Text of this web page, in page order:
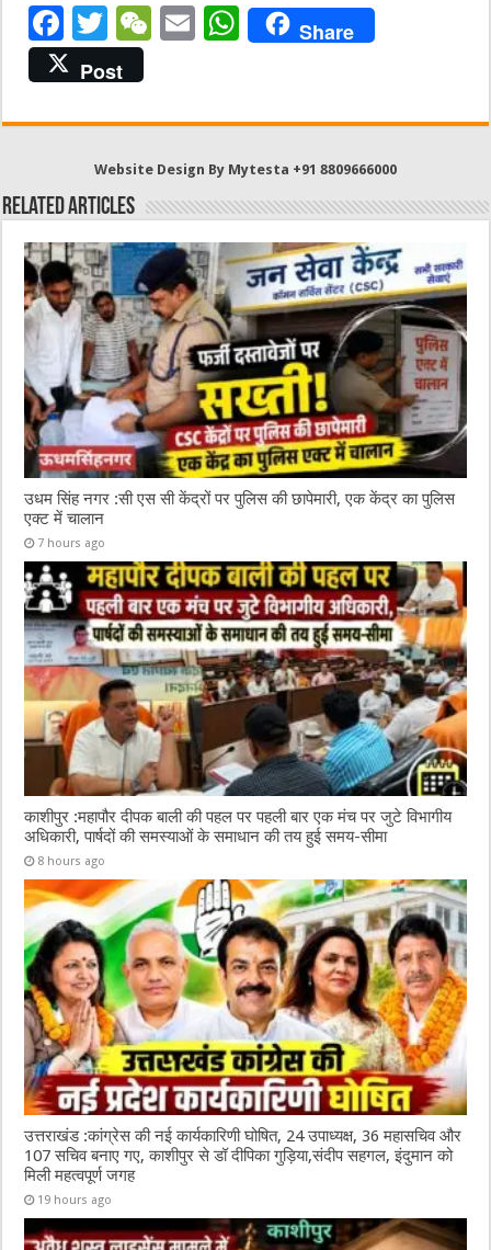
F
a
c
e
o
o
k
T
w
it
te
r
W
h
at
E
l
W
s
A
p
p
Share
Post
Website Design By Mytesta +91 8809666000
Related Articles
उधम सिंह नगर :सी एस सी केंद्रों पर पुलिस की छापेमारी, एक केंद्र का पुलिस
एक्ट में चालान
7 hours ago
काशीपुर :महापौर दीपक बाली की पहल पर पहली बार एक मंच पर जुटे विभागीय
अधिकारी, पार्षदों की समस्याओं के समाधान की तय हुई समय-सीमा
8 hours ago
उत्तराखंड :कांग्रेस की नई कार्यकारिणी घोषित, 24 उपाध्यक्ष, 36 महासचिव और
107 सचिव बनाए गए, काशीपुर से डॉ दीपिका गुड़िया,संदीप सहगल, इंदुमान को
मिली महत्वपूर्ण जगह
19 hours ago